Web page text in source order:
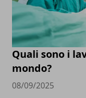
Quali sono i
mondo?
08/09/2025